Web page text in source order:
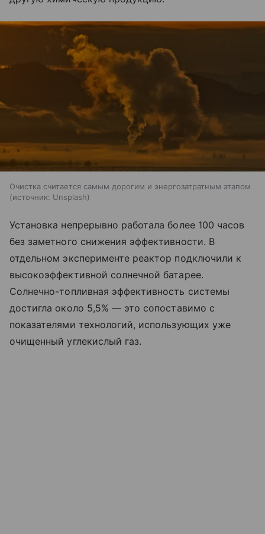
Очистка считается самым дорогим и энергозатратным этапом
источник: Unsplash
Установка непрерывно работала более 100 часов
без заметного снижения эффективности. В
отдельном эксперименте реактор подключили к
высокоэффективной солнечной батарее.
Солнечно-топливная эффективность системы
достигла около 5,5% — это сопоставимо с
показателями технологий, использующих уже
очищенный углекислый газ.